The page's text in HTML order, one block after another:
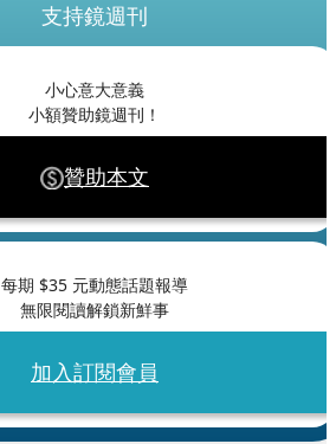
支持鏡週刊
小心意大意義
小額贊助鏡週刊！
贊助本文
每期 $35 元動態話題報導
無限閱讀解鎖新鮮事
加入訂閱會員